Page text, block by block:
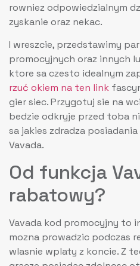
rowniez odpowiedzialnym
zyskanie oraz nekac.
I wreszcie, przedstawimy
promocyjnych oraz innych
ktore sa czesto idealnym
rzuć okiem na ten link
gier siec. Przygotuj sie na
bedzie odkryje przed toba
sa jakies zdradza
Vavada.
Od funkcja
rabatowy?
Vavada kod promocyjny to
mozna prowadzic podczas
wlasnie wplaty z koncie. Z